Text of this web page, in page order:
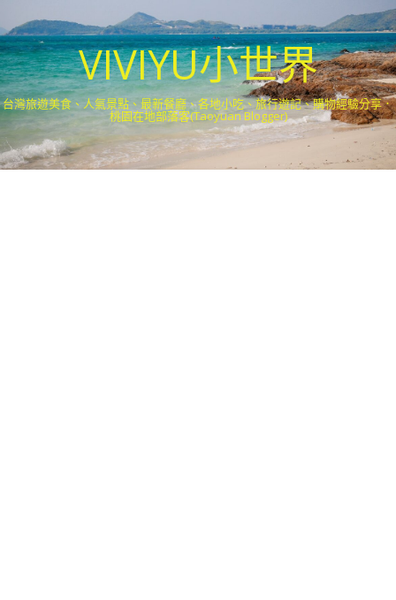
VIVIYU小世界
台灣旅遊美食、人氣景點、最新餐廳、各地小吃、旅行遊記、購物經驗分享．
桃園在地部落客(Taoyuan Blogger)